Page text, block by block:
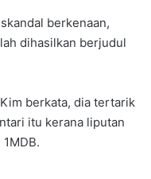
berkenaan,
dihasilkan berjudul
berkata, dia tertarik
itu kerana liputan